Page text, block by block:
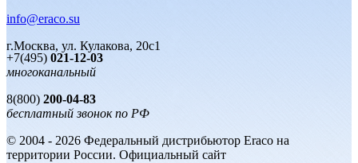
info@eraco.su
г.Москва, ул. Кулакова, 20с1
+7(495) 021-12-03
многоканальный
8(800) 200-04-83
бесплатный звонок по РФ
© 2004 - 2026 Федеральный дистрибьютор Eraco на
территории России. Официальный сайт